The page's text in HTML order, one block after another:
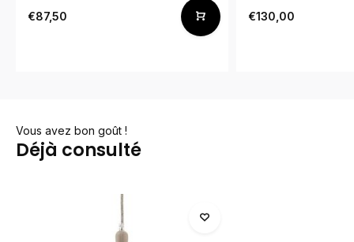
€87,50 €130,00
Vous avez bon goût !
Déjà consulté